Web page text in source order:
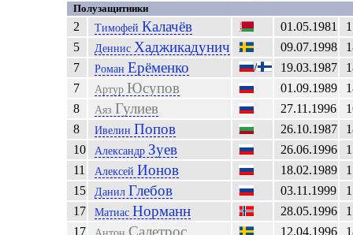
Полузащитники
2 Тимофей Калачёв 01.05.1981
5
Деннис Хаджикадунич 09.07.1998
7
Роман Ерёменко / 19.03.1987
7
Артур Юсупов 01.09.1989
8
Аяз Гулиев 27.11.1996
8
Ивелин Попов 26.10.1987
10
Александр Зуев 26.06.1996
11
Алексей Ионов 18.02.1989
15
Данил Глебов 03.11.1999
17
Матиас Норманн 28.05.1996
17
Салетрос 12.04.1996